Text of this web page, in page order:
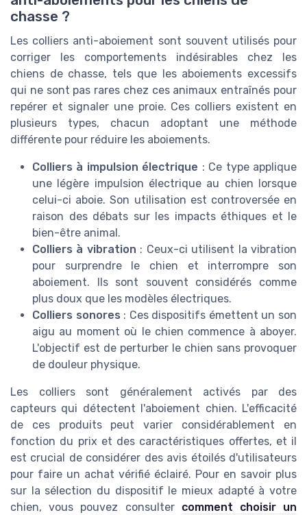
chasse ?
Les colliers anti-aboiement sont souvent utilisés pour
corriger les comportements indésirables chez les
chiens de chasse, tels que les aboiements excessifs
qui ne sont pas rares chez ces animaux entraînés pour
repérer et signaler une proie. Ces colliers existent en
plusieurs types, chacun adoptant une méthode
différente pour réduire les aboiements.
Colliers à impulsion électrique : Ce type applique
une légère impulsion électrique au chien lorsque
celui-ci aboie. Son utilisation est controversée en
raison des débats sur les impacts éthiques et le
bien-être animal.
Colliers à vibration : Ceux-ci utilisent la vibration
pour surprendre le chien et interrompre son
aboiement. Ils sont souvent considérés comme
plus doux que les modèles électriques.
Colliers sonores : Ces dispositifs émettent un son
aigu au moment où le chien commence à aboyer.
L'objectif est de perturber le chien sans provoquer
de douleur physique.
Les colliers sont généralement activés par des
capteurs qui détectent l'aboiement chien. L'efficacité
de ces produits peut varier considérablement en
fonction du prix et des caractéristiques offertes, et il
est crucial de considérer des avis étoilés d'utilisateurs
pour faire un achat vérifié éclairé. Pour en savoir plus
sur la sélection du dispositif le mieux adapté à votre
chien, vous pouvez consulter comment choisir un